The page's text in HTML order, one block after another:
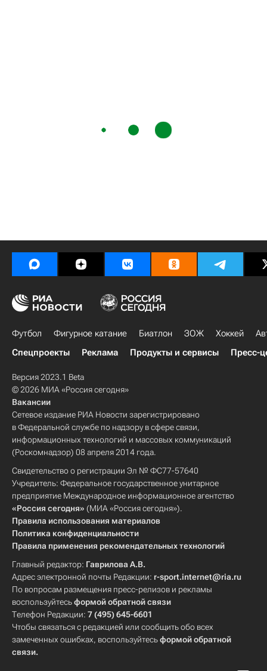
Футбол Фигурное катание Биатлон ЗОЖ Хоккей
Спецпроекты
Реклама Продукты и сервисы Пресс-
Версия 2023.1 Beta
© 2026 МИА «Россия сегодня»
Вакансии
Сетевое издание РИА Новости зарегистрировано
в Федеральной службе по надзору в сфере связи,
информационных технологий и массовых коммуникаций
(Роскомнадзор) 08 апреля 2014 года.
Свидетельство о регистрации Эл № ФС77-57640
Учредитель: Федеральное государственное унитарное
предприятие Международное информационное агентство
«Россия сегодня» (МИА «Россия сегодня»).
Правила использования материалов
Политика конфиденциальности
Правила применения рекомендательных технологий
Главный редактор: Гаврилова А.В.
Адрес электронной почты Редакции: r-sport.internet@ria.ru
По вопросам размещения пресс-релизов и рекламы
воспользуйтесьформой обратной связи
Телефон Редакции: 7 (495) 645-6601
Чтобы связаться с редакцией или сообщить обо всех
замеченных ошибках, воспользуйтесьформой обратной
связи.